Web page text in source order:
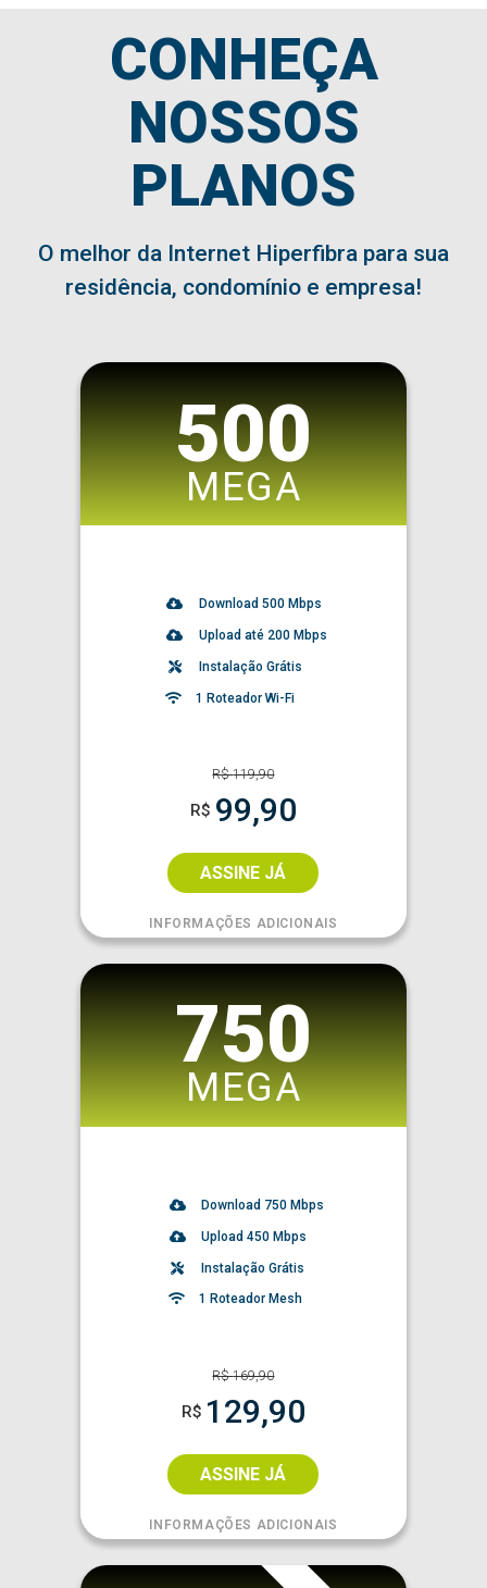
CONHEÇA
NOSSOS
PLANOS
O melhor da Internet Hiperfibra para sua
residência, condomínio e empresa!
500
MEGA
Download 500Mbps
Upload até 200 Mbps
Instalação Grátis
1 Roteador Wi-Fi
R$119,90
R$ 99,90
ASSINE JÁ
INFORMAÇÕES ADICIONAIS
750
MEGA
Download 750 Mbps
Upload 450 Mbps
Instalação Grátis
1 Roteador Mesh
R$169,90
R$ 129,90
ASSINE JÁ
INFORMAÇÕES ADICIONAIS